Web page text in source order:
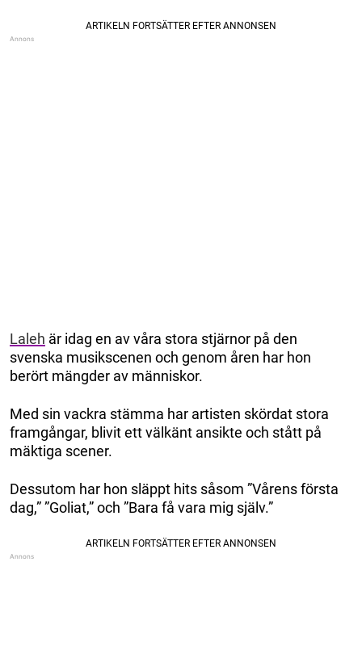
Laleh är idag en av våra stora stjärnor på den
svenska musikscenen och genom åren har hon
berört mängder av människor.
Med sin vackra stämma har artisten skördat stora
framgångar, blivit ett välkänt ansikte och stått på
mäktiga scener.
Dessutom har hon släppt hits såsom ”Vårens första
dag,” ”Goliat,” och ”Bara få vara mig själv.”